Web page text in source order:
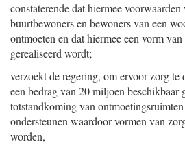
constaterende dat hiermee
buurtbewoners en bewoners van een
ontmoeten en dat hiermee een vorm
gerealiseerd wordt;
verzoekt de regering, om ervoor zorg
een bedrag van 20 miljoen beschikbaar
totstandkoming van
ondersteunen waardoor vormen van
worden,